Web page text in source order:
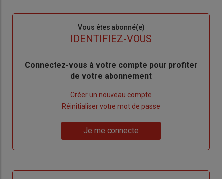
Vous êtes abonné(e)
IDENTIFIEZ-VOUS
Body
Connectez-vous à votre compte pour profiter
de votre abonnement
Créer un nouveau compte
de
Réinitialiser votre mot de passe
me
Je me connecte